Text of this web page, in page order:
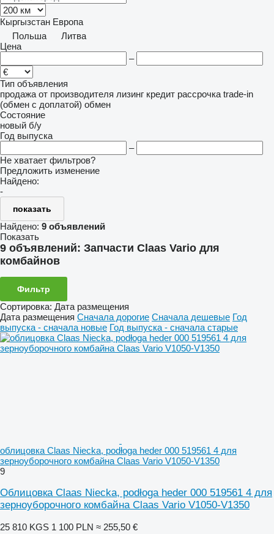
Кыргызстан Европа
Польша
Литва
Цена
–
Тип объявления
продажа от производителя лизинг кредит рассрочка trade-in
(обмен с доплатой) обмен
Состояние
новый б/у
Год выпуска
–
Не хватает фильтров?
Предложить изменение
Найдено:
-
показать
Найдено: 9 объявлений
Показать
9 объявлений: Запчасти Claas Vario для
комбайнов
Фильтр
Сортировка: Дата размещения
Дата размещения Сначала дорогие Сначала дешевые Год
выпуска - сначала новые Год выпуска - сначала старые
облицовка Claas Niecka, podłoga heder 000 519561 4 для
зерноуборочного комбайна Claas Vario V1050-V1350
9
Облицовка Claas Niecka, podłoga heder 000 519561 4 для
зерноуборочного комбайна Claas Vario V1050-V1350
25 810 KGS 1 100 PLN ≈ 255,50 €